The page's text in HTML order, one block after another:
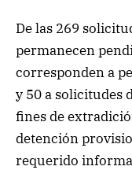
De las 269
permanecen
corresponden a
y 50 a solicitudes
fines de
detención
requerido